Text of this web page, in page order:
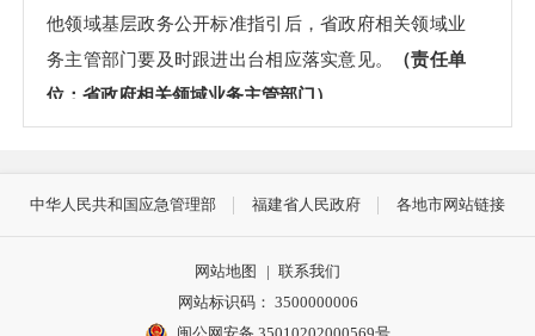
他领域基层政务公开标准指引后，省政府相关领域业
务主管部门要及时跟进出台相应落实意见。
（责任单
位：省政府相关领域业务主管部门）
政府、街道办事处）要对照26个试点领域基层政务公
级政务公开事项标准目录，2020年11月15日前在县级
政府网站、平潭综合实验区管委会网站公开，并对照
中华人民共和国应急管理部 福建省人民政府 各地市网站链接
网站地图 | 联系我们
网站标识码： 3500000006